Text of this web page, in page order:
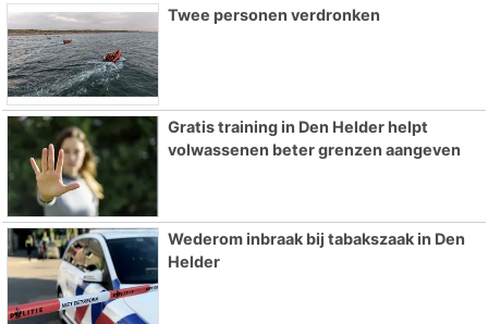
Twee personen verdronken
Gratis training in Den Helder helpt
volwassenen beter grenzen aangeven
Wederom inbraak bij tabakszaak in Den
Helder